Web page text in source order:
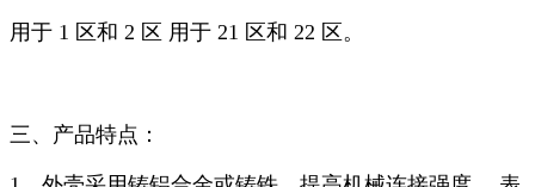
用于 1 区和 2 区 用于 21 区和 22 区。
三、产品特点：